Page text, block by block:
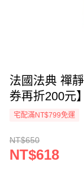
法國法典 禪
券再折200元】
宅配滿NT$799免運
NT$650
NT$618